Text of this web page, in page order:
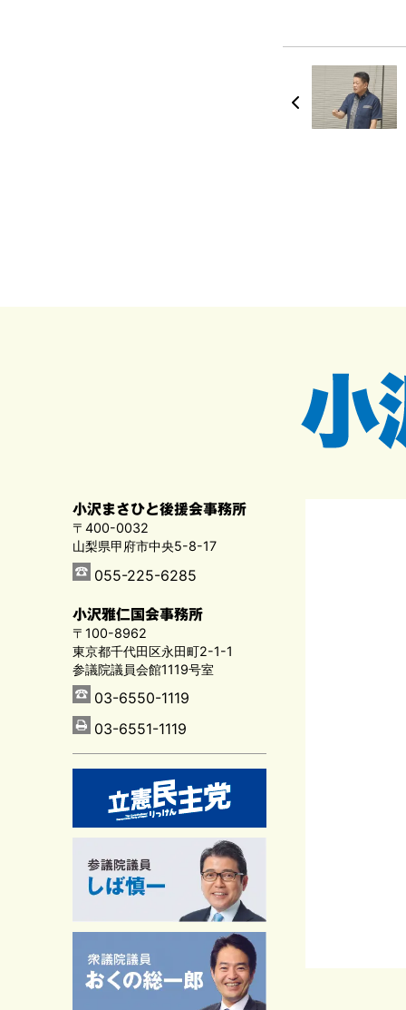
小沢まさひと後援会事務所
〒400-0032
山梨県甲府市中央5-8-17
055-225-6285
小沢雅仁国会事務所
〒100-8962
東京都千代田区永田町2-1-1
参議院議員会館1119号室
03-6550-1119
03-6551-1119